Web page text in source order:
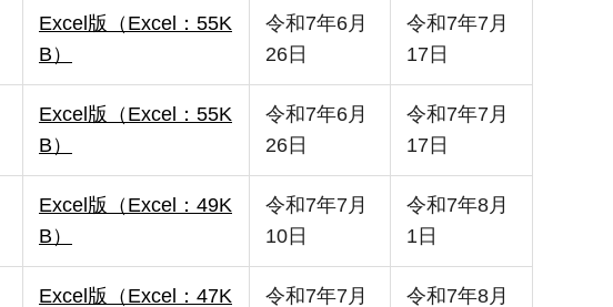
Excel版（Excel：55K
B）
令和7年6月
26日
令和7年7月
17日
Excel版（Excel：55K
B）
令和7年6月
26日
令和7年7月
17日
Excel版（Excel：49K
B）
令和7年7月
10日
令和7年8月
1日
Excel版（Excel：47K
令和7年7月
令和7年8月